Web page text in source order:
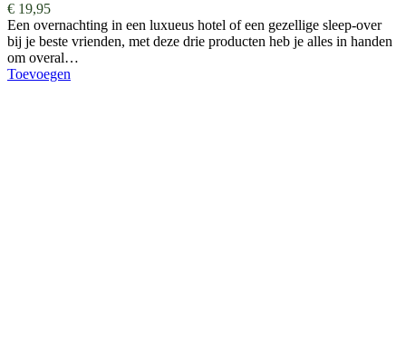
€ 19,95
Een overnachting in een luxueus hotel of een gezellige sleep-over
bij je beste vrienden, met deze drie producten heb je alles in handen
om overal…
Toevoegen